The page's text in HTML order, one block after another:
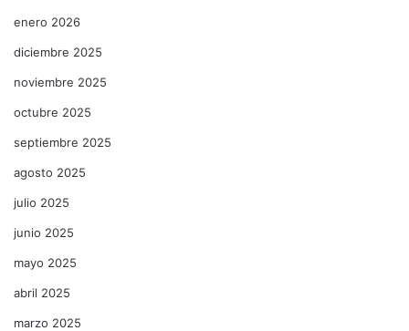
enero 2026
diciembre 2025
noviembre 2025
octubre 2025
septiembre 2025
agosto 2025
julio 2025
junio 2025
mayo 2025
abril 2025
marzo 2025